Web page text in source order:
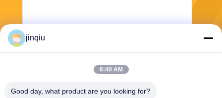
jinqiu
6:40 AM
Good day, what product are you looking for?